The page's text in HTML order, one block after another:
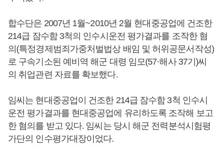
합수단은 2007년 1월~2010년 2월 현대중공업에 건조한
214급 잠수함 3척의 인수시운전 평가결과를 조작한 혐
의(특정경제범죄가중처벌법상 배임 및 허위공문서작성)
로 구속기소된 예비역 해군 대령 임모(57·해사 37기)씨
의 취업관련 자료를 확보했다.
임씨는 현대중공업이 건조한 214급 잠수함 3척 인수시
운전 평가결과를 현대중공업에 유리하도록 조작해 보고
한 혐의를 받고 있다. 임씨는 당시 해군 전력분석시험평
가단의 인수평가대장이었다.